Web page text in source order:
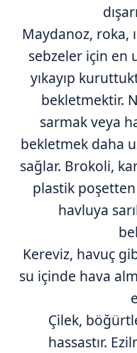
Maydanoz, roka,
sebzeler için en
yıkayıp
bekletmektir.
sarmak veya
bekletmek daha
sağlar. Brokoli,
plastik poşetten
havluya
Kereviz, havuç
su içinde hava
Çilek,
hassastır.